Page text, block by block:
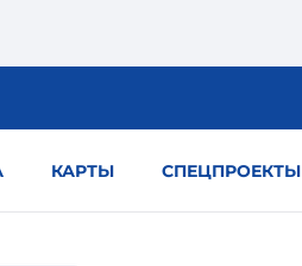
КАРТЫ СПЕЦПРОЕКТЫ